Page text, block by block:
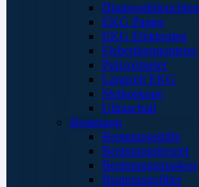
Diagnostikleuchten
EKG Papier
EKG Elektroden
Fieberthermometer
Pulsoximeter
Langzeit EKG
Stethoskope
Ultraschall
Beatmung
Beatmungshilfe
Beatmungsbeutel
Beatmungsmasken
Beatmungsfilter